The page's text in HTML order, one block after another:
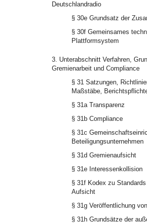
Deutschlandradio
§ 30e Grundsatz der
§ 30f Gemeinsames
Plattformsystem
3. Unterabschnitt Verfahren,
Gremienarbeit und Compliance
§ 31 Satzungen,
Maßstäbe,
§ 31a Transparenz
§ 31b Compliance
§ 31c
Beteiligungsunternehmen
§ 31d Gremienaufsicht
§ 31e Interessenkollision
§ 31f Kodex zu
Aufsicht
§ 31g Veröffentlichung
§ 31h Grundsätze der